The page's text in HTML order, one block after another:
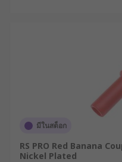
มีในสต็อก
RS PRO Red Banana
Nickel Plated